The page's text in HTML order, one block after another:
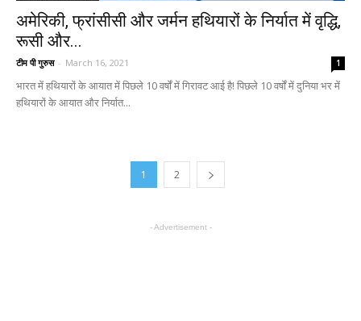
अमेरिकी, फ्रांसीसी और जर्मन हथियारों के निर्यात में वृद्धि,
रूसी और...
टीम पी गुरुस - March 16, 2021 1
भारत में हथियारों के आयात में पिछले 10 वर्षों में गिरावट आई है! पिछले 10 वर्षों में दुनिया भर में
हथियारों के आयात और निर्यात...
1 2
- Advertisement -